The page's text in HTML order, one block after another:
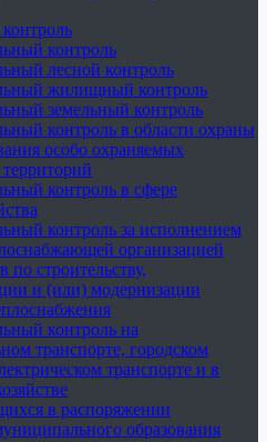
контроль
лесной контроль
жилищный контроль
земельный контроль
контроль в области охраны
особо охраняемых
контроль в сфере
контроль за исполнением
организацией
по строительству,
и (или) модернизации
контроль на
транспорте, городском
транспорте и в
в распоряжении
образования